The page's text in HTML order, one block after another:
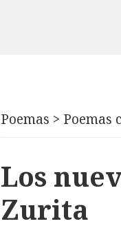
Poemas > Poemas
Los
Zurita